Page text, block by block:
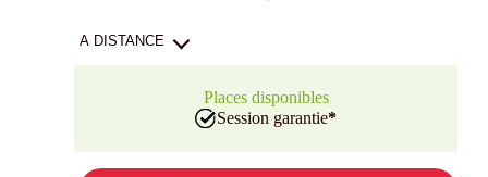
A DISTANCE
Places disponibles
Session garantie*